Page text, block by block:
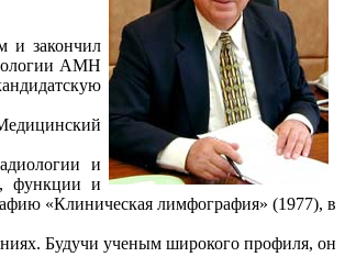
и закончил
АМН
и
функции и
«Клиническая лимфография» (1977), в
Будучи ученым широкого профиля, он